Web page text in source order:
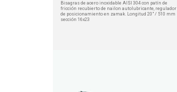
Bisagras de acero inoxidable AISI 304 con patín de
fricción recubierto de nailon autolubricante, regulador
de posicionamiento en zamak. Longitud 20" / 510 mm
sección 16x23